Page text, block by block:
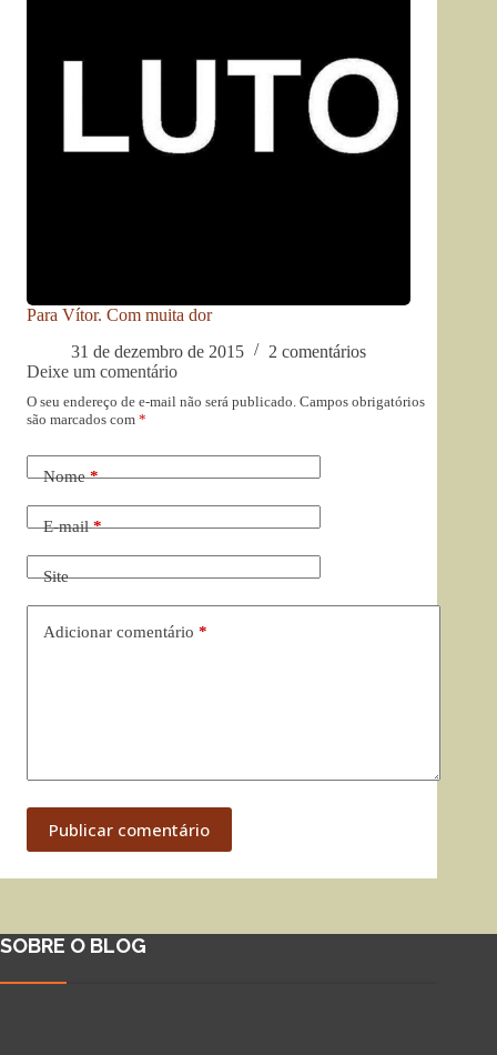
Para Vítor. Com muita dor
31 de dezembro de 2015
2 comentários
Deixe um comentário
O seu endereço de e-mail não será publicado. Campos obrigatórios
são marcados com *
Nome*
E-mail*
Site
Adicionar comentário *
Publicar comentário
SOBRE O BLOG